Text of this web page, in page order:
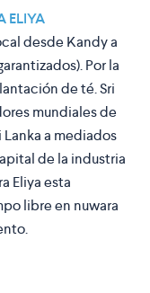
ELIYA
desde Kandy a
Por la
de té. Sri
mundiales de
a mediados
de la industria
Eliya esta
libre en nuwara